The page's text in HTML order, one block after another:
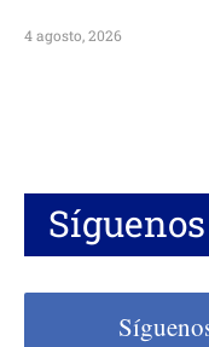
4 agosto, 2026
Síguenos